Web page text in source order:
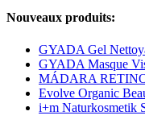
Nouveaux produits:
GYADA Gel
GYADA Masque
MÁDARA
Evolve Organic
i+m Naturkosmetik